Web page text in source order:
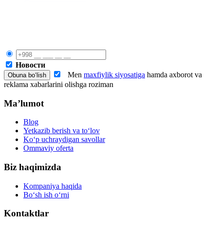
Новости
Men maxfiylik siyosatiga hamda axborot va
reklama xabarlarini olishga roziman
Ma’lumot
Blog
Yetkazib berish va to‘lov
Ko‘p uchraydigan savollar
Ommaviy oferta
Biz haqimizda
Kompaniya haqida
Bo‘sh ish o‘rni
Kontaktlar